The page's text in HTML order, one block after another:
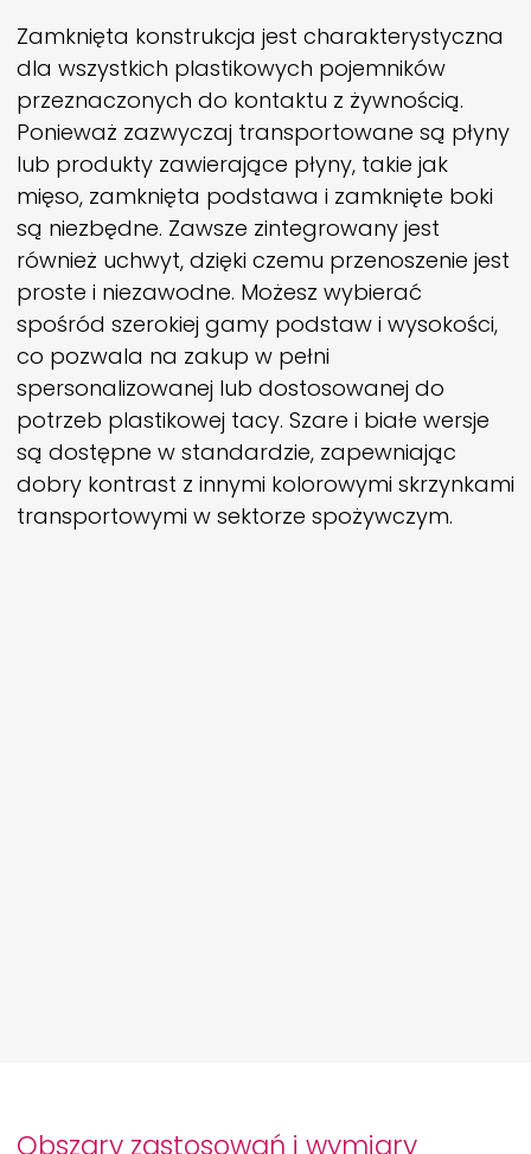
Zamknięta konstrukcja jest charakterystyczna
dla wszystkich plastikowych pojemników
przeznaczonych do kontaktu z żywnością.
Ponieważ zazwyczaj transportowane są płyny
lub produkty zawierające płyny, takie jak
mięso, zamknięta podstawa i zamknięte boki
są niezbędne. Zawsze zintegrowany jest
również uchwyt, dzięki czemu przenoszenie jest
proste i niezawodne. Możesz wybierać
spośród szerokiej gamy podstaw i wysokości,
co pozwala na zakup w pełni
spersonalizowanej lub dostosowanej do
potrzeb plastikowej tacy. Szare i białe wersje
są dostępne w standardzie, zapewniając
dobry kontrast z innymi kolorowymi skrzynkami
transportowymi w sektorze spożywczym.
Obszary zastosowań i wymiary